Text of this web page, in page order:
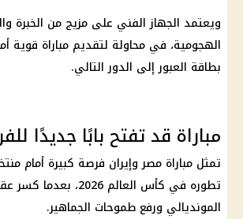
ويعتمد الجهاز الفني على مزيج من الخبرة
الهجومية، في محاولة لتقديم مباراة قوية
بطاقة العبور إلى الدور التالي.
مباراة قد تفتح بابًا جديدًا
تمثل مباراة مصروإيران فرصة كبيرة أمام
تطوره في كأس العالم 2026
، بعدما كسر
المونديالي ورفع طموحات الجماهير.